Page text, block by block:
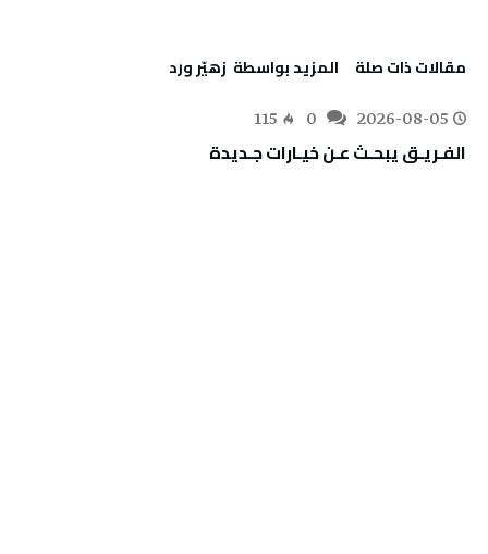
‫مقالات ذات صلة‬ ‫‫المزيد بواسطة‬ ‬ زهيّر‭ ‬ورد
2026-08-05
115
الفـريـق‭ ‬يبحـث‭ ‬عـن‭ ‬خيـارات‭ ‬جـديدة